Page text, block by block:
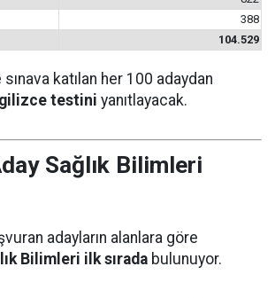
388
104.529
katılan her 100 adaydan
testini yanıtlayacak.
Sağlık Bilimleri
adayların alanlara göre
Bilimleri ilk sırada bulunuyor.